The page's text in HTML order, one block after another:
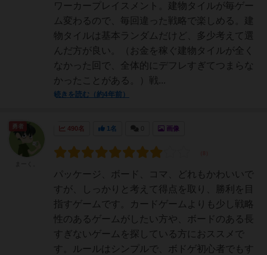
ワーカープレイスメント。建物タイルが毎ゲー
ム変わるので、毎回違った戦略で楽しめる。建
物タイルは基本ランダムだけど、多少考えて選
んだ方が良い。（お金を稼ぐ建物タイルが全く
なかった回で、全体的にデフレすぎてつまらな
かったことがある。）戦...
続きを読む（約4年前）
490名 1名 画像
パッケージ、ボード、コマ、どれもかわいいで
すが、しっかりと考えて得点を取り、勝利を目
指すゲームです。カードゲームよりも少し戦略
性のあるゲームがしたい方や、ボードのある長
すぎないゲームを探している方におススメで
す。ルールはシンプルで、ボドゲ初心者でもす